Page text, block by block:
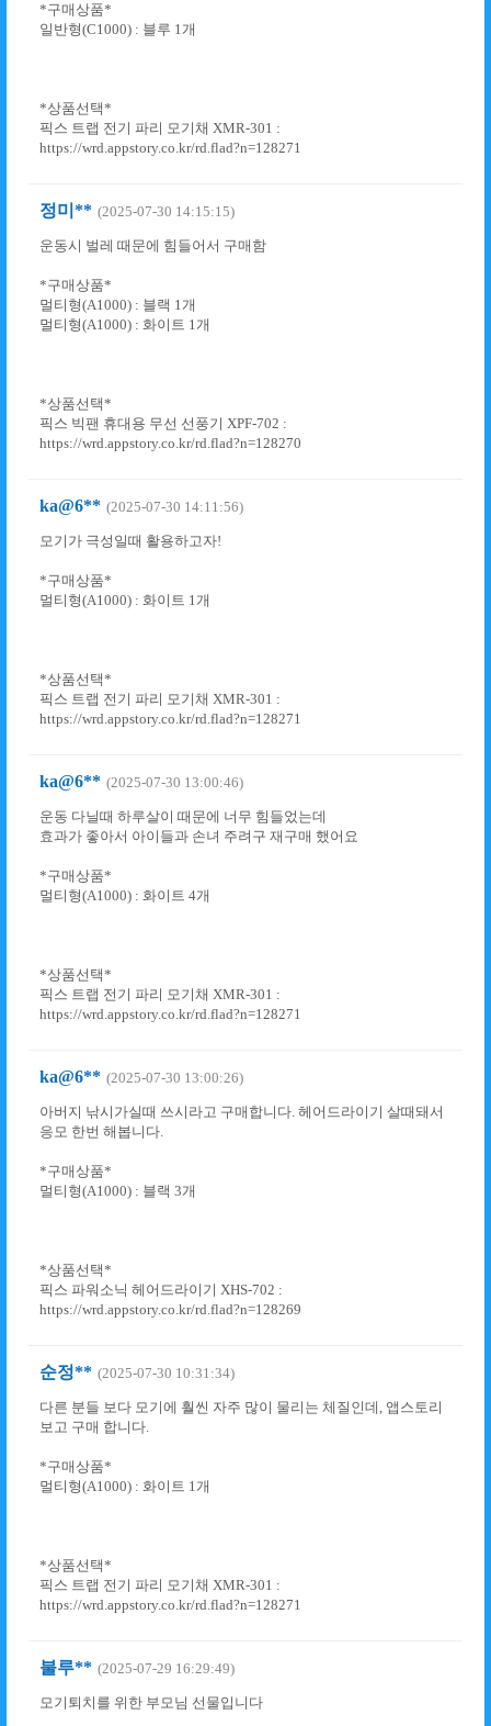
*구매상품*
일반형(C1000) : 블루 1개
*상품선택*
픽스 트랩 전기 파리 모기채 XMR-301 :
https://wrd.appstory.co.kr/rd.flad?n=128271
정미** (2025-07-30 14:15:15)
운동시 벌레 때문에 힘들어서 구매함
*구매상품*
멀티형(A1000) : 블랙 1개
멀티형(A1000) : 화이트 1개
*상품선택*
픽스 빅팬 휴대용 무선 선풍기 XPF-702 :
https://wrd.appstory.co.kr/rd.flad?n=128270
ka@6** (2025-07-30 14:11:56)
모기가 극성일때 활용하고자!
*구매상품*
멀티형(A1000) : 화이트 1개
*상품선택*
픽스 트랩 전기 파리 모기채 XMR-301 :
https://wrd.appstory.co.kr/rd.flad?n=128271
ka@6** (2025-07-30 13:00:46)
운동 다닐때 하루살이 때문에 너무 힘들었는데
효과가 좋아서 아이들과 손녀 주려구 재구매 했어요
*구매상품*
멀티형(A1000) : 화이트 4개
*상품선택*
픽스 트랩 전기 파리 모기채 XMR-301 :
https://wrd.appstory.co.kr/rd.flad?n=128271
ka@6** (2025-07-30 13:00:26)
아버지 낚시가실때 쓰시라고 구매합니다. 헤어드라이기 살때돼서
응모 한번 해봅니다.
*구매상품*
멀티형(A1000) : 블랙 3개
*상품선택*
픽스 파워소닉 헤어드라이기 XHS-702 :
https://wrd.appstory.co.kr/rd.flad?n=128269
순정** (2025-07-30 10:31:34)
다른 분들 보다 모기에 훨씬 자주 많이 물리는 체질인데, 앱스토리
보고 구매 합니다.
*구매상품*
멀티형(A1000) : 화이트 1개
*상품선택*
픽스 트랩 전기 파리 모기채 XMR-301 :
https://wrd.appstory.co.kr/rd.flad?n=128271
불루** (2025-07-29 16:29:49)
모기퇴치를 위한 부모님 선물입니다